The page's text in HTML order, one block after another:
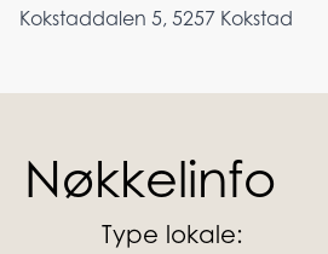
Kokstaddalen 5, 5257 Kokstad
Nøkkelinfo
Type lokale: